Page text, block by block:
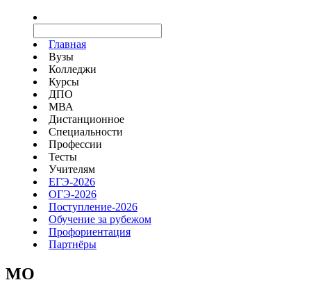
Главная
Вузы
Колледжи
Курсы
ДПО
МВА
Дистанционное
Специальности
Профессии
Тесты
Учителям
ЕГЭ-2026
ОГЭ-2026
Поступление-2026
Обучение за рубежом
Профориентация
Партнёры
MO